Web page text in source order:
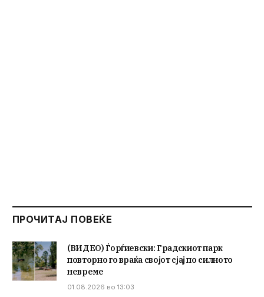
ПРОЧИТАЈ ПОВЕЌЕ
(ВИДЕО) Ѓорѓиевски: Градскиот парк
повторно го враќа својот сјај по силното
невреме
01.08.2026 во 13:03